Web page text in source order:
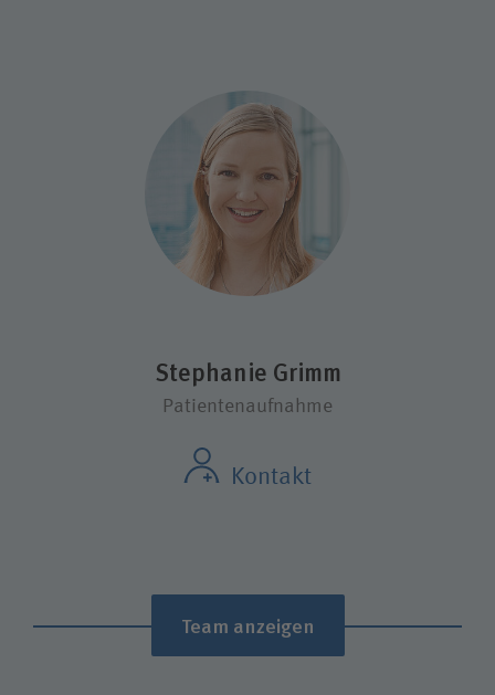
Stephanie Grimm
Patientenaufnahme
Kontakt
Team anzeigen